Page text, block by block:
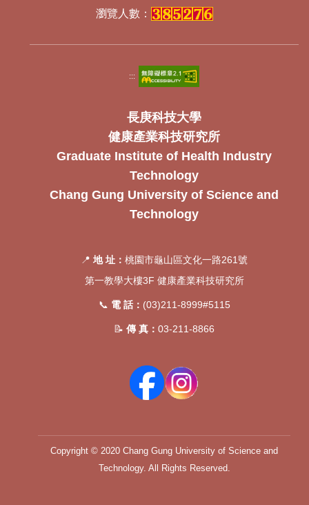
:::
長庚科技大學
健康產業科技研究所
Graduate Institute of Health Industry
Technology
Chang Gung University of Science and
Technology
📍 地 址： 桃園市龜山區文化一路261號
第一教學大樓3F 健康產業科技研究所
📞 電 話： (03)211-8999#5115
📝 傳 真： 03-211-8866
Copyright © 2020 Chang Gung University of Science and
Technology. All Rights Reserved.